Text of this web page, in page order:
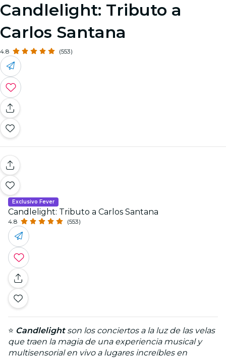
Candlelight: Tributo a
Carlos Santana
4.8 (553)
Exclusivo Fever
Candlelight: Tributo a Carlos Santana
4.8 (553)
⭐ Candlelightson los conciertos a la luz de las velas
que traen la magia de una experiencia musical y
multisensorial en vivo a lugares increíbles en